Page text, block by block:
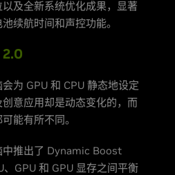
及全新系统优化成果，显著
续航时间和声控功能。
为 GPU 和 CPU 静态地设定
意应用却是动态变化的，而
能有所不同。
中推出了 Dynamic Boost
GPU 和 GPU 显存之间平衡